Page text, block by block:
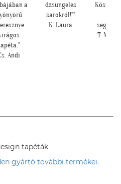
a
Andi
dzsungeles
sarokról!""
K. Laura
T.
tapéták
gyártó további termékei.